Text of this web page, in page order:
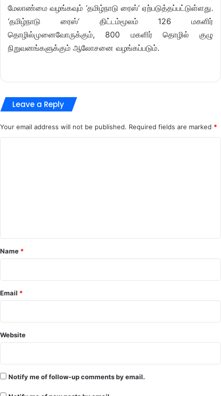
மேலாண்மை வழங்கவும் ‘தமிழ்நாடு ரைஸ்’ ஏற்படுத்தப்பட்டுள்ளது.
‘தமிழ்நாடு ரைஸ்’ திட்டம்மூலம் 126 மகளிர்
தொழில்முனைவோருக்கும், 800 மகளிர் தொழில் குழு
நிறுவனங்களுக்கும் ஆலோசனை வழங்கப்படும்.
Leave a Reply
Your email address will not be published. Required fields are marked *
*
Name *
Email *
Website
Notify me of follow-up comments by email.